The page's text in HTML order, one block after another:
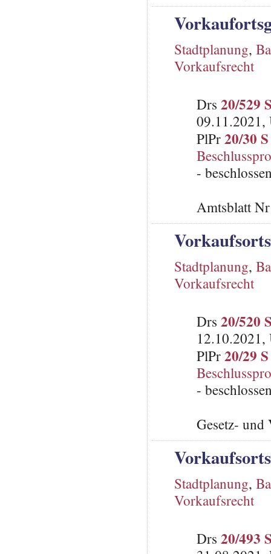
Stadtplanung,
Vorkaufsrecht
Drs 20/529
09.11.2021,
PlPr20/30 S
-
Amtsblatt
Stadtplanung,
Vorkaufsrecht
Drs 20/520
12.10.2021,
PlPr20/29 S
-
Gesetz-
Stadtplanung,
Vorkaufsrecht
Drs 20/493